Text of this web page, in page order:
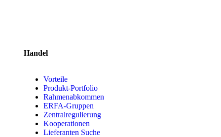
Handel
Vorteile
Produkt-Portfolio
Rahmenabkommen
ERFA-Gruppen
Zentralregulierung
Kooperationen
Lieferanten Suche